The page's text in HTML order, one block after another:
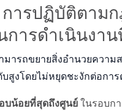
ารปฏิบัติตามก
ารดําเนินงา
มารถขยายสิ่งอํานวยควา
สูงโดยไม่หยุดชะงักต่อกา
บน้อยที่สุดถึงศูนย์ในรอบก